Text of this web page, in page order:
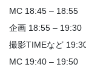
MC 18:45 – 18:55
企画 18:55 – 19:30
撮影TIMEなど
MC 19:40 – 19:50